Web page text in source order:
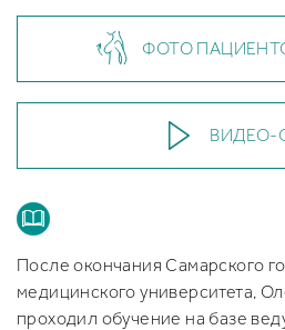
ФОТО
ВИДЕО-
После окончания Самарского
медицинского университета,
проходил обучение на базе